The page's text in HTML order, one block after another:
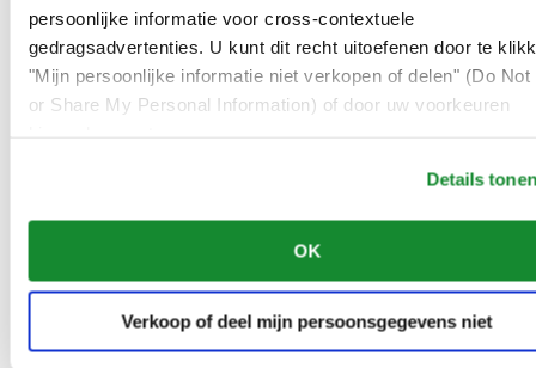
persoonlijke informatie voor cross-contextuele
gedragsadvertenties. U kunt dit recht uitoefenen door te
"Mijn persoonlijke informatie niet verkopen of delen" (Do Not
or Share My Personal Information) of door uw voorkeuren
Details
OK
Verkoop of deel mijn persoonsgegevens niet
Français
China
English
简体中文
Denmark
Netherlands